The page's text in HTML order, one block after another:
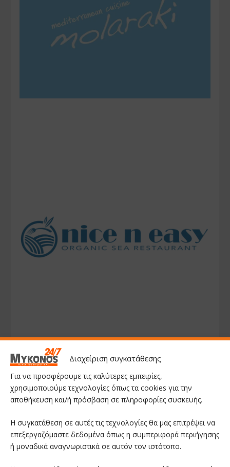
Διαχείριση συγκατάθεσης
Για να προσφέρουμε τις καλύτερες εμπειρίες,
χρησιμοποιούμε τεχνολογίες όπως τα cookies για την
αποθήκευση και/ή πρόσβαση σε πληροφορίες συσκευής.
Η συγκατάθεση σε αυτές τις τεχνολογίες θα μας επιτρέψει να
επεξεργαζόμαστε δεδομένα όπως η συμπεριφορά περιήγησης
ή μοναδικά αναγνωριστικά σε αυτόν τον ιστότοπο.